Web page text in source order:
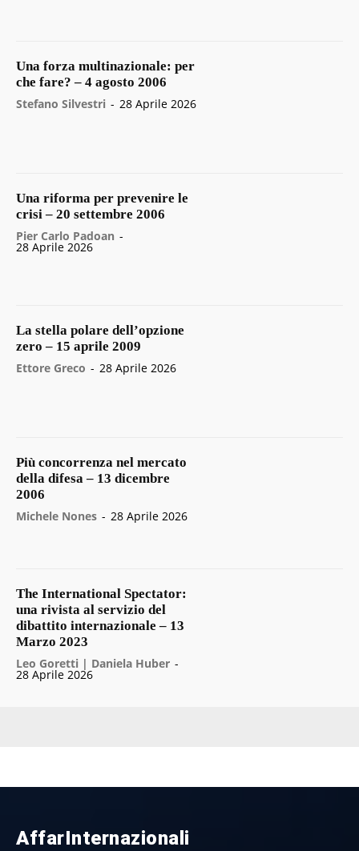
Una forza multinazionale: per
che fare? – 4 agosto 2006
Stefano Silvestri - 28 Aprile 2026
Una riforma per prevenire le
crisi – 20 settembre 2006
Pier Carlo Padoan -
28 Aprile 2026
La stella polare dell’opzione
zero – 15 aprile 2009
Ettore Greco - 28 Aprile 2026
Più concorrenza nel mercato
della difesa – 13 dicembre
2006
Michele Nones - 28 Aprile 2026
The International Spectator:
una rivista al servizio del
dibattito internazionale – 13
Marzo 2023
Leo Goretti | Daniela Huber -
28 Aprile 2026
AffarInternazionali